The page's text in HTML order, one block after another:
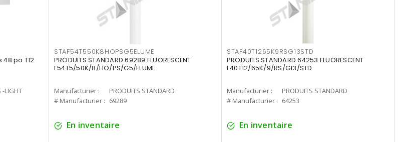
po T12
-LIGHT
STAF54T550K8HOPSG5ELUME
PRODUITS STANDARD 69289 FLUORESCENT
F54T5/50K/8/HO/PS/G5/ELUME
Manufacturier :
PRODUITS STANDARD
# Manufacturier : 69289
En inventaire
STAF40T1265K9RSG13STD
PRODUITS STANDARD 64253 FLUORESCENT
F40T12/65K/9/RS/G13/STD
Manufacturier :
PRODUITS STANDARD
# Manufacturier : 64253
En inventaire